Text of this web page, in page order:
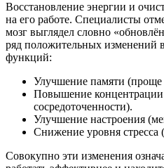
Восстановление энергии и
на его работе. Специалисты
мозг выглядел словно
ряд положительных изменений
функций:
Улучшение памяти
Повышение
сосредоточенности).
Улучшение настроения
Снижение уровня
Совокупно эти изменения